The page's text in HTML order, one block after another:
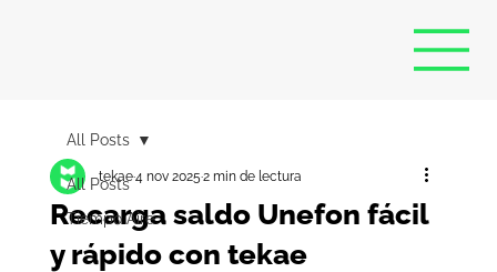
All Posts
Tiempo Aire
All Posts
Recarga saldo Unefon fácil
y rápido con tekae
tekae4 nov 20252 min de lectura